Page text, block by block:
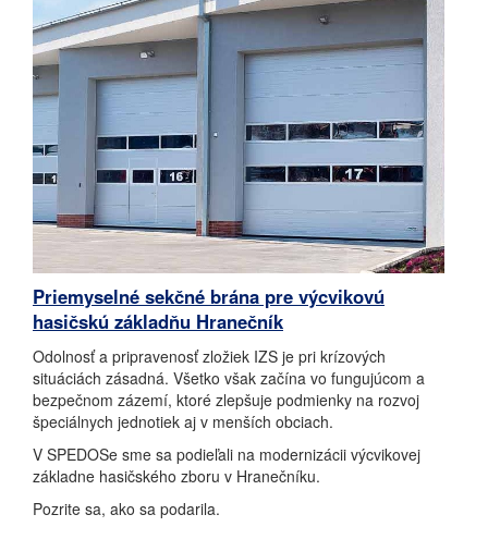
Priemyselné sekčné brána pre výcvikovú
hasičskú základňu Hranečník
Odolnosť a pripravenosť zložiek IZS je pri krízových
situáciách zásadná. Všetko však začína vo fungujúcom a
bezpečnom zázemí, ktoré zlepšuje podmienky na rozvoj
špeciálnych jednotiek aj v menších obciach.
V SPEDOSe sme sa podieľali na modernizácii výcvikovej
základne hasičského zboru v Hranečníku.
Pozrite sa, ako sa podarila.